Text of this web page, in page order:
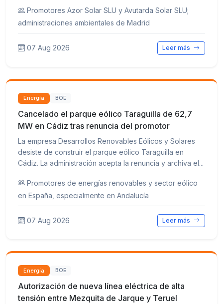
Promotores Azor Solar SLU y Avutarda Solar SLU;
administraciones ambientales de Madrid
07 Aug 2026 Leer más
Energía BOE
Cancelado el parque eólico Taraguilla de 62,7
MW en Cádiz tras renuncia del promotor
La empresa Desarrollos Renovables Eólicos y Solares
desiste de construir el parque eólico Taraguilla en
Cádiz. La administración acepta la renuncia y archiva el...
Promotores de energías renovables y sector eólico
en España, especialmente en Andalucía
07 Aug 2026 Leer más
Energía BOE
Autorización de nueva línea eléctrica de alta
tensión entre Mezquita de Jarque y Teruel